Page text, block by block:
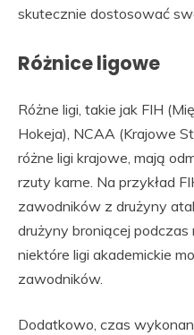
skutecznie dostosować
Różnice ligowe
Różne ligi, takie jak FIH
Hokeja), NCAA (Krajowe
różne ligi krajowe, mają
rzuty karne. Na przykład
zawodników z drużyny
drużyny broniącej
niektóre ligi akademickie
zawodników.
Dodatkowo, czas